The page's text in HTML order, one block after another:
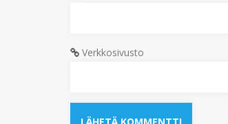
Verkkosivusto